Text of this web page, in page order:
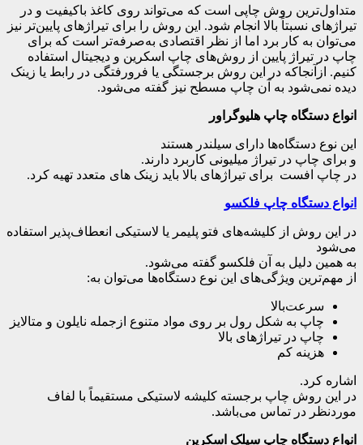
متداول‌ترین روش چاپی است که می‌تواند روی کاغذ باکیفیت و در
تیراژهای نسبتاً بالا انجام شود. این روش را برای تیراژهای پایین‌تر نیز
می‌توان به کار برد اما از نظر اقتصادی به‌صرفه‌تر است که برای
چاپ در تیراژ پایین از روش‌های چاپ اسکرین و دیجیتال استفاده
کنیم. ازآنجاکه در این روش برجستگی یا فرورفتگی در رابط یا زینک
دیده نمی‌شود به آن چاپ مسطح نیز گفته می‌شود.
انواع دستگاه چاپ هلیوگراور
این نوع دستگاه‌ها دارای سیلندر هستند
و برای چاپ در تیراژ میلیونی کاربرد دارند.
در چاپ افست برای تیراژهای بالا باید زینک های متعدد تهیه کرد.
انواع دستگاه چاپ فلکسو
در این روش از کلیشه‌های فتو پلیمر یا لاستیکی انعطاف‌پذیر استفاده
می‌شود
به همین دلیل به آن فلکسو گفته می‌شود.
از مهم‌ترین ویژگی‌های این نوع دستگاه‌ها می‌توان به:
سرعت‌بالا
چاپ به شکل رول بر روی مواد متنوع ازجمله نایلون و متالایز
چاپ در تیراژهای بالا
هزینه کم
اشاره کرد.
در این روش چاپ برجسته کلیشه لاستیکی مستقیماً با لفاف
موردنظر در تماس می‌باشد.
انواع دستگاه چاپ سیلک اسکرین